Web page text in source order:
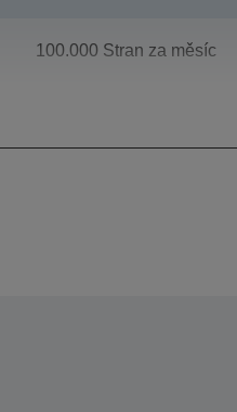
100.000 Stran za měsíc